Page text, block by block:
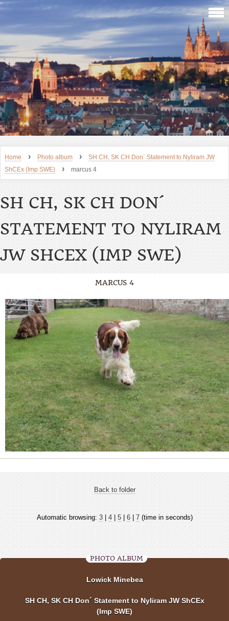
Home › Photo album ›
SH CH, SK CH Don´ Statement to Nyliram JW
ShCEx (Imp SWE)
› marcus 4
SH CH, SK CH DON´
STATEMENT TO NYLIRAM
JW SHCEX (IMP SWE)
MARCUS 4
Back to folder
Automatic browsing: 3| 4| 5| 6| 7(time in seconds)
PHOTO ALBUM
Lowick Minebea
SH CH, SK CH Don´ Statement to Nyliram JW ShCEx
(Imp SWE)